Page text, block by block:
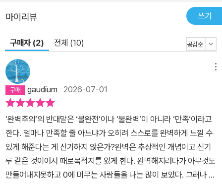
을 포기하지 않도록 붙들어주는 힘은 바로 그런 사소한 것들 속에 있
다고 이야기한다. 그리고 독자들에게 묻는다. 당신을 다시 살아가게
야기가 아닌 일상 속에서 틈틈이 나를 구원해줄 이야기가 필요한 사
람들을 위한 마음으로 책을 썼습니다. 이 책이 누군가의 맘속 커다란
구멍을 메울 순 없어도 기분 나쁘게 벌어진 작은 틈들을 메워줄 수 있
길 바랍니다.” 살아간다는 것, 그 평범한 아름다움에 대하여 김이나의
사소한 것을 애틋하게 그리는 마음 생을 반짝거리게 하는 취미와 덕
질의 쓸모, 일상 속에서 그를 슬며시 웃게 한 사소하지만 기적 같았던
순간들, 일상과 루틴을 목숨처럼 여기는 그가 요즘 비밀스럽게 저지
르는 조그만 일탈에 이르기까지―김이나 작가는 이 책에서 사소하고
평범한 것들의 팬클럽 회원으로서 모은 일상의 빛들을 펼쳐 보인다.
작사가를 전업으로 삼기 전에 평범한 직장인으로서 일하고 사회생활
마이리뷰 쓰기
구매자 (2) 전체 (10)
gaudium 2026-07-01
‘완벽주의‘의 반대말은 ‘불완전‘이나 ‘불완벽‘이 아니라 ‘만족‘이라고
한다. 얼마나 만족할 줄 아느냐가 오히려 스스로를 완벽하게 느낄 수
있게 해준다는 게 신기하지 않은가?완벽은 추상적인 개념이고 신기
루 같은 것이어서 때로목적지를 잃게 한다. 완벽해지려다가 아무것도
만들어내지못하고 0에 머무는 사람들을 나는 많이 보았다. 그러나 꾸